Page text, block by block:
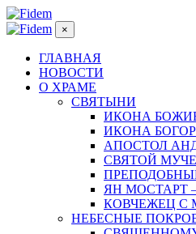
×
ГЛАВНАЯ
НОВОСТИ
О ХРАМЕ
СВЯТЫНИ
ИКОНА
ИКОНА
АПОСТОЛ
СВЯТОЙ
ЯН МОСТАРТ
КОВЧЕЖЕЦ
НЕБЕСНЫЕ